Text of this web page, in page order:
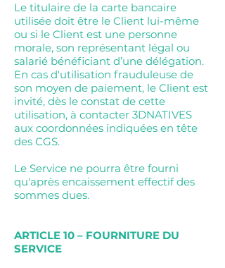
Le titulaire de la carte bancaire
utilisée doit être le Client lui-même
ou si le Client est une personne
morale, son représentant légal ou
salarié bénéficiant d’une délégation.
En cas d'utilisation frauduleuse de
son moyen de paiement, le Client est
invité, dès le constat de cette
utilisation, à contacter 3DNATIVES
aux coordonnées indiquées en tête
des CGS.
Le Service ne pourra être fourni
qu'après encaissement effectif des
sommes dues.
ARTICLE 10 – FOURNITURE DU
SERVICE